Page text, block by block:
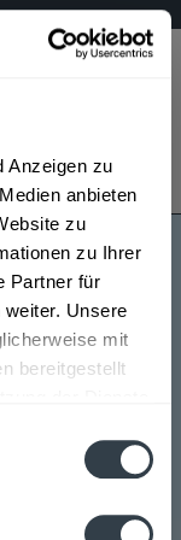
Anzeigen zu
anbieten
zu
zu Ihrer
Partner für
Unsere
mit
bereitgestellt
widerrufen
Datenschutzerklärung
Städten,